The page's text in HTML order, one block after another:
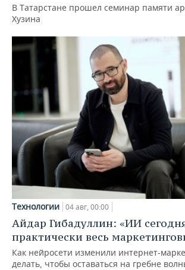
В Татарстане прошел семинар памяти
Хузина
Технологии 04 авг, 00:00
Айдар Гибадуллин: «ИИ
практически весь
Как нейросети изменили интернет-
делать, чтобы оставаться на гребне